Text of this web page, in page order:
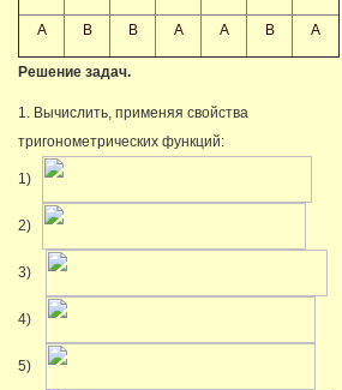
А В В А А В А
Решение задач.
1. Вычислить, применяя свойства
тригонометрических функций:
1)
2)
3)
4)
5)